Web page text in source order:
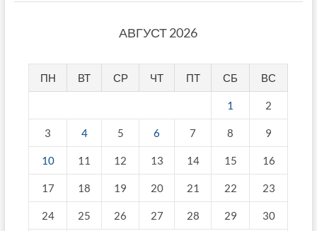
АВГУСТ 2026
ПН ВТ СР ЧТ ПТ СБ ВС
1 2
3 4 5 6 7 8 9
10 11 12 13 14 15 16
17 18 19 20 21 22 23
24 25 26 27 28 29 30